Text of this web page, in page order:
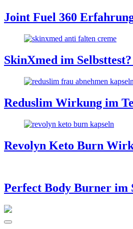
Joint Fuel 360
SkinXmed im
Reduslim Wirkung im
Revolyn Keto Burn
Perfect Body Burner im